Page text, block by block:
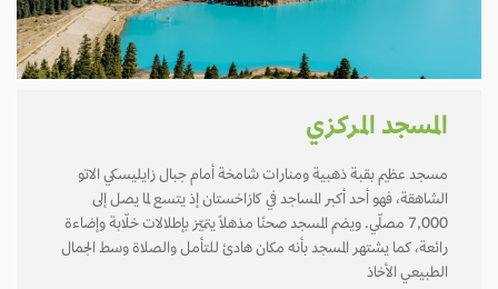
المسجد المركزي
مسجد عظيم بقبة ذهبية ومنارات شامخة أمام جبال زايليسكي الاتو
الشاهقة، فهو أحد أكبر المساجد في كازاخستان إذ يتسع لما يصل إلى
7,000 مصلّي. ويضم المسجد صحنًا مذهلًا يتميّز بإطلالات خلّابة وإضاءة
رائعة، كما يشتهر المسجد بأنه مكان هادئ للتأمل والصلاة وسط الجمال
الطبيعي الأخاذ